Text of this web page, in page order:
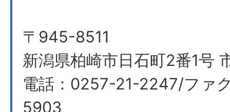
〒945-8511
新潟県柏崎市日石町2番1号
電話：0257-21-2247/ファ
5903